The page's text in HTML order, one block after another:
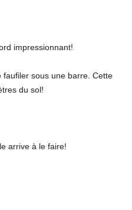
impressionnant!
sous une barre. Cette
du sol!
arrive à le faire!